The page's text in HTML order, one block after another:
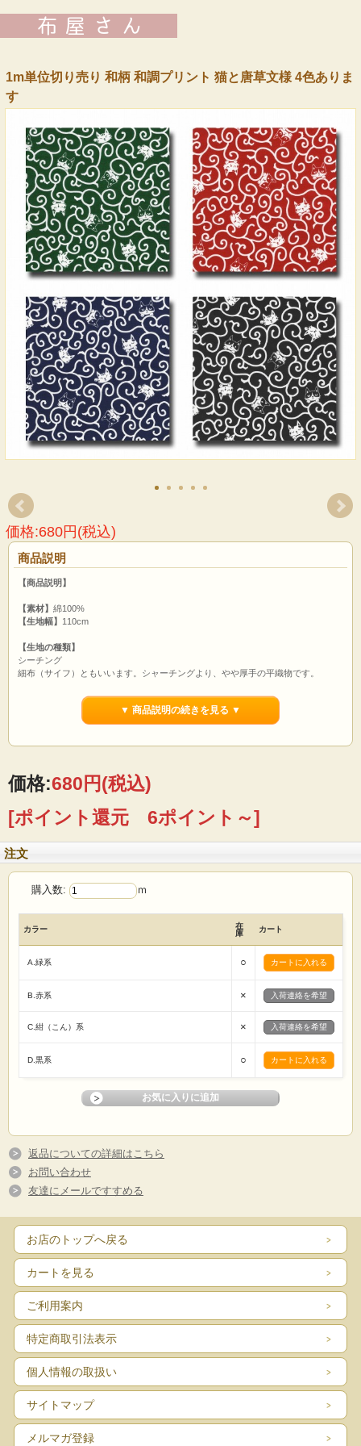
1m単位切り売り 和柄 和調プリント 猫と唐草文様 4色ありま
す
価格:680円(税込)
商品説明
【商品説明】
【素材】 綿100%
【生地幅】 110cm
【生地の種類】
シーチング
細布（サイフ）ともいいます。シャーチングより、やや厚手の平織物です。
パッチワーク 暗幕 袋物 カバー カーテン カフェカーテン のれん
テーブルクロス ランチョンマット ポットカバー エプロン
☆価格は1mです。
☆生地は1m単位で切り売りいたします。
1mの場合→「1」 5mの場合→「5」
とご入力の程 宜しくお願いたします。
☆1点のご注文に対して、基本的に生地はつながった状態で送らせていただきま
す。
☆画面上で見た色と実際の商品の色とは、写真撮影時の光源 またはお客様がお使
パソコンモニターによって、多少異なる場合がございます。ご了承ください。
反毎に行う様お願い致します。
☆商品総額、税込5000円以上お買い上げで全国送料無料です。
☆反物(基本的には丸巻36M)でお買い上げの場合は卸価格販売させていただきま
まずはお気軽にメール・お電話でお問い合わせください。
▼ 商品説明の続きを見る ▼
価格:680円(税込)
[ポイント還元 6ポイント～]
注文
購入数: ｍ
カラー
在
庫
カート
A.緑系 ○
B.赤系 × 入荷連絡を希望
C.紺（こん）系 × 入荷連絡を希望
D.黒系 ○
返品についての詳細はこちら
お問い合わせ
友達にメールですすめる
お店のトップへ戻る
カートを見る
ご利用案内
特定商取引法表示
個人情報の取扱い
サイトマップ
メルマガ登録